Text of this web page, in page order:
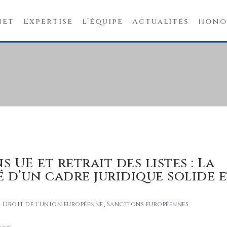
Expertise L’équipe Actualités
UE et retrait des listes : La
d’un cadre juridique solide
Droit de l'Union européenne, Sanctions européennes